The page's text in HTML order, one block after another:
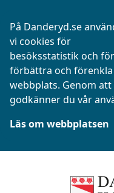
På Danderyd.se
vi cookies för
besöksstatistik och
förbättra och förenkla
webbplats. Genom
godkänner du vår
Läs om webbplatsen